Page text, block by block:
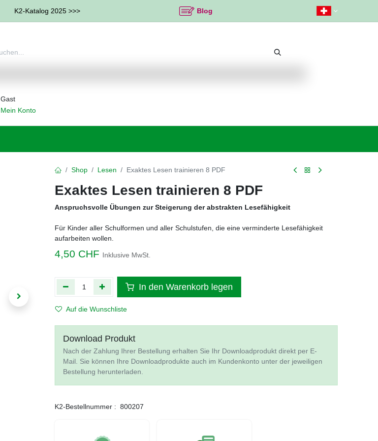
K2-Katalog 2025 >>> Blog
Gast
Mein Konto
Shop Lesen Exaktes Lesen trainieren 8 PDF
Exaktes Lesen trainieren 8 PDF
Anspruchsvolle Übungen zur Steigerung der abstrakten Lesefähigkeit
Für Kinder aller Schulformen und aller Schulstufen, die eine verminderte Lesefähigkeit
aufarbeiten wollen.
4,50 CHF Inklusive MwSt.
In den Warenkorb legen
Auf die Wunschliste
Download Produkt
Nach der Zahlung Ihrer Bestellung erhalten Sie Ihr Downloadprodukt direkt per E-
Mail. Sie können Ihre Downloadprodukte auch im Kundenkonto unter der jeweiligen
Bestellung herunterladen.
K2-Bestellnummer : 800207